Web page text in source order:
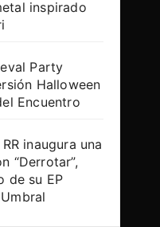
inspirado
Party
Halloween
Encuentro
inaugura una
“Derrotar”,
de su EP